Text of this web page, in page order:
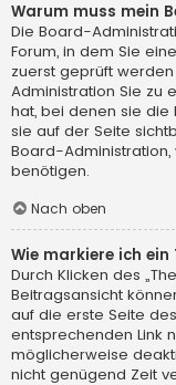
Warum muss mein
Die Board-
Forum, in dem Sie
zuerst geprüft
Administration Sie zu
hat, bei denen sie
sie auf der Seite
Board-
benötigen.
Nach oben
Wie markiere ich ein
Durch Klicken des
Beitragsansicht
auf die erste Seite
entsprechenden Link
möglicherweise
nicht genügend Zeit